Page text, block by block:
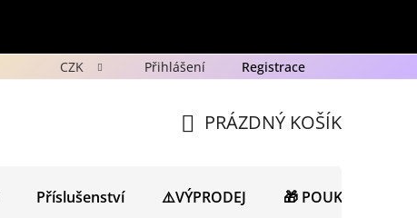
Ochrana osobních údajů GDPR Novinky
CZK Přihlášení Registrace
KOŠÍK
PRÁZDNÝ KOŠÍK
Příslušenství ⚠️VÝPRODEJ 🎁 POUKAZY